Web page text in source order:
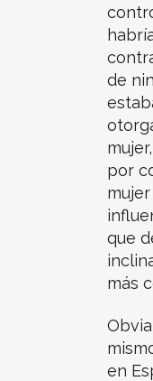
de
por
que
más
en